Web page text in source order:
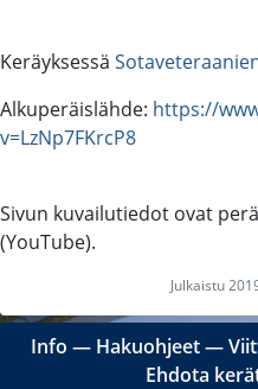
Keräyksessä
Alkuperäislähde: https://
v=LzNp7FKrcP8
Sivun kuvailutiedot ovat
(YouTube).
Julkaistu
Info ― Hakuohjeet―
Ehdota